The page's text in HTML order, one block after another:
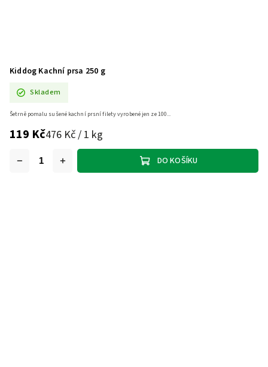
Kiddog Kachní prsa 250 g
Skladem
119 Kč476 Kč / 1 kg
DO KOŠÍKU
Šetrně pomalu sušené kachní prsní filety vyrobené jen ze 100...